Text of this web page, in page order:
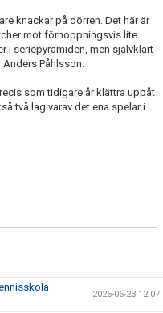
knackar på dörren. Det här är
mot förhoppningsvis lite
i seriepyramiden, men självklart
Påhlsson.
som tidigare år klättra uppåt
två lag varav det ena spelar i
2026-06-23 12:07